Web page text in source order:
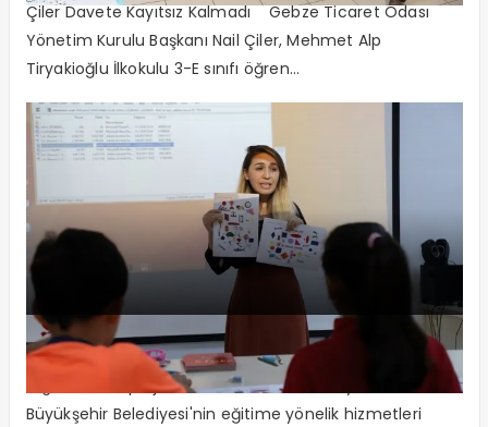
Çiler Davete Kayıtsız Kalmadı Gebze Ticaret Odası
Yönetim Kurulu Başkanı Nail Çiler, Mehmet Alp
Tiryakioğlu İlkokulu 3-E sınıfı öğren...
Problem Çözme Yetenekleri Artıyor
Bilgievleri’nin projesi dikkat sorununu bitiriyor. Kocaeli
Büyükşehir Belediyesi'nin eğitime yönelik hizmetleri